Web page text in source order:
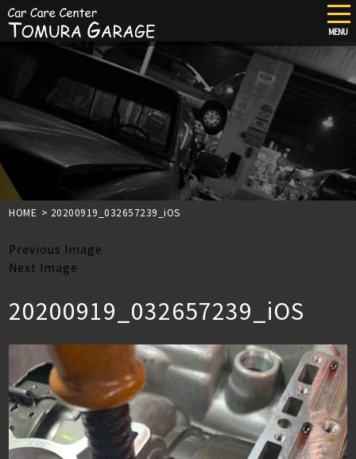
content
MENU
HOME > 20200919_032657239_iOS
Previous Image
Next Image
20200919_032657239_iOS